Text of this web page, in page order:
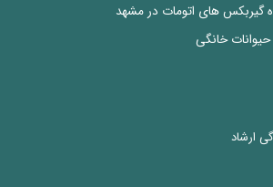
گیربکس های اتومات در مشهد
خانگی
ارشاد